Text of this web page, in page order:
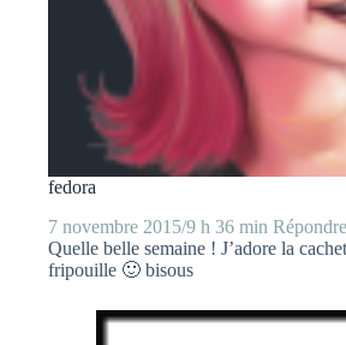
fedora
7 novembre 2015/9 h 36 min Répondre
Quelle belle semaine ! J’adore la
fripouille 🙂 bisous